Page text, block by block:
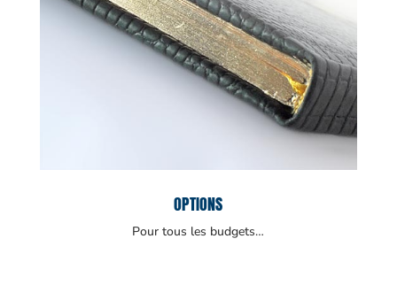
OPTIONS
Pour tous les budgets…